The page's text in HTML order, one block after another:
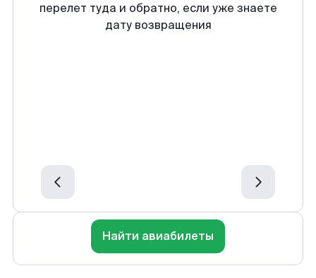
перелет туда и обратно, если уже знаете
дату возвращения
Найти авиабилеты